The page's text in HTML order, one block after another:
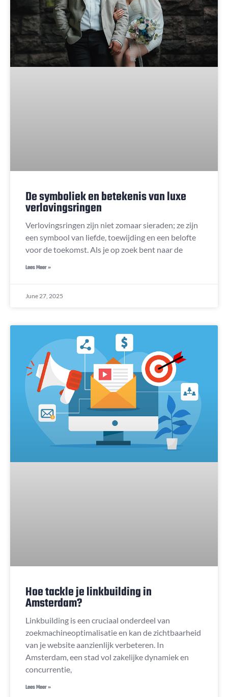
De symboliek en betekenis van luxe
verlovingsringen
Verlovingsringen zijn niet zomaar sieraden; ze zijn
een symbool van liefde, toewijding en een belofte
voor de toekomst. Als je op zoek bent naar de
Lees Meer »
June 27, 2025
Hoe tackle je linkbuilding in
Amsterdam?
Linkbuilding is een cruciaal onderdeel van
zoekmachineoptimalisatie en kan de zichtbaarheid
van je website aanzienlijk verbeteren. In
Amsterdam, een stad vol zakelijke dynamiek en
concurrentie,
Lees Meer »